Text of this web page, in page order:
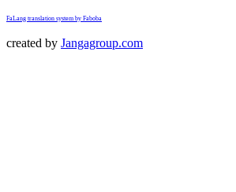
FaLang translation system by Faboba
created by Jangagroup.com